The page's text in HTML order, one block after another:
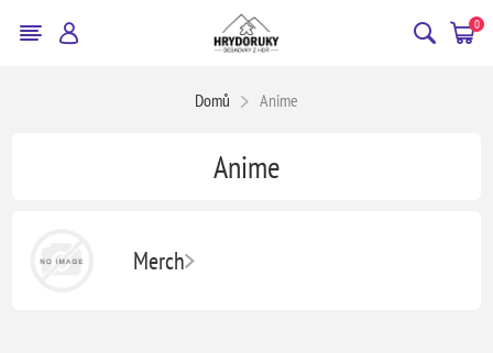
0
Domů Anime
Anime
Merch